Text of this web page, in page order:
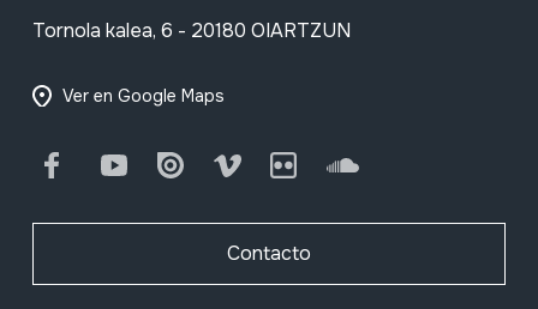
Tornola kalea, 6 - 20180 OIARTZUN
Ver en Google Maps
FacebookYoutube Issuu Vimeo Flickr SoundCloud
Contacto